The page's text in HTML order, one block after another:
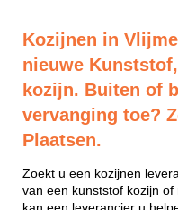
Kozijnen in
nieuwe
kozijn. Buiten of
vervanging toe?
Plaatsen.
Zoekt u een kozijnen
van een kunststof kozijn of